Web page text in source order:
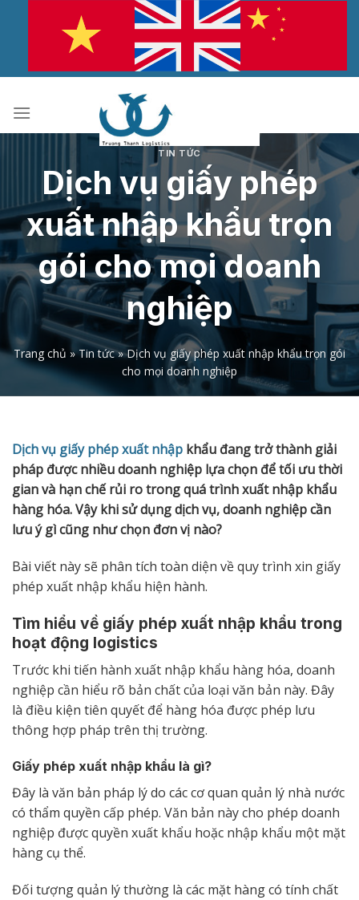
dung
TIN TỨC
Dịch vụ giấy phép
xuất nhập khẩu trọn
gói cho mọi doanh
nghiệp
Trang chủ »Tin tức»Dịch vụ giấy phép xuất nhập khẩu trọn gói
cho mọi doanh nghiệp
Dịch vụ giấy phép xuất nhập khẩu đang trở thành giải
pháp được nhiều doanh nghiệp lựa chọn để tối ưu thời
gian và hạn chế rủi ro trong quá trình xuất nhập khẩu
hàng hóa. Vậy khi sử dụng dịch vụ, doanh nghiệp cần
lưu ý gì cũng như chọn đơn vị nào?
Bài viết này sẽ phân tích toàn diện về quy trình xin giấy
phép xuất nhập khẩu hiện hành.
Tìm hiểu về giấy phép xuất nhập khẩu trong
hoạt động logistics
Trước khi tiến hành xuất nhập khẩu hàng hóa, doanh
nghiệp cần hiểu rõ bản chất của loại văn bản này. Đây
là điều kiện tiên quyết để hàng hóa được phép lưu
thông hợp pháp trên thị trường.
Giấy phép xuất nhập khẩu là gì?
Đây là văn bản pháp lý do các cơ quan quản lý nhà nước
có thẩm quyền cấp phép. Văn bản này cho phép doanh
nghiệp được quyền xuất khẩu hoặc nhập khẩu một mặt
hàng cụ thể.
Đối tượng quản lý thường là các mặt hàng có tính chất